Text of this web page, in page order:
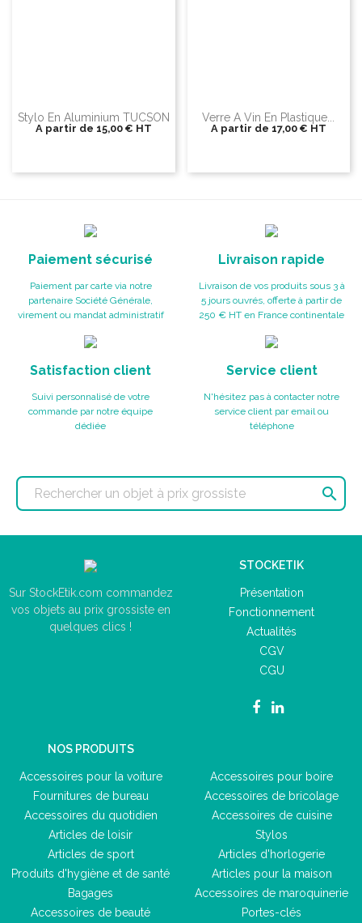
Stylo En Aluminium TUCSON
A partir de 15,00 € HT
Verre A Vin En Plastique...
A partir de 17,00 € HT
Paiement sécurisé
Paiement par carte via notre
partenaire Société Générale,
virement ou mandat administratif
Livraison rapide
Livraison de vos produits sous 3 à
5 jours ouvrés, offerte à partir de
250 € HT en France continentale
Satisfaction client
Suivi personnalisé de votre
commande par notre équipe
dédiée
Service client
N'hésitez pas à contacter notre
service client par email ou
téléphone

Sur StockEtik.com commandez
vos objets au prix grossiste en
quelques clics !
STOCKETIK
Présentation
Fonctionnement
Actualités
CGV
CGU
NOS PRODUITS
Accessoires pour la voiture
Fournitures de bureau
Accessoires du quotidien
Articles de loisir
Articles de sport
Produits d'hygiène et de santé
Bagages
Accessoires de beauté
Accessoires pour boire
Accessoires de bricolage
Accessoires de cuisine
Stylos
Articles d'horlogerie
Articles pour la maison
Accessoires de maroquinerie
Portes-clés